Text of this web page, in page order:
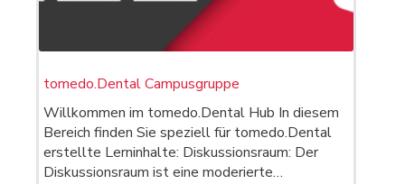
tomedo.Dental Campusgruppe
Willkommen im tomedo.Dental Hub In diesem
Bereich finden Sie speziell für tomedo.Dental
erstellte Lerninhalte: Diskussionsraum: Der
Diskussionsraum ist eine moderierte…